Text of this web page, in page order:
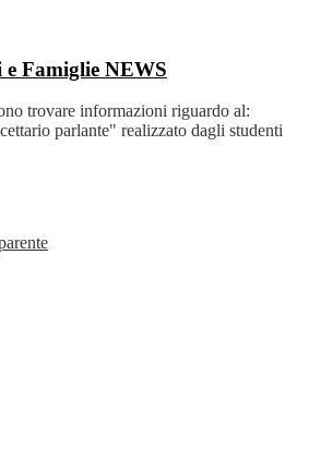
e Famiglie NEWS
trovare informazioni riguardo al:
parlante" realizzato dagli studenti